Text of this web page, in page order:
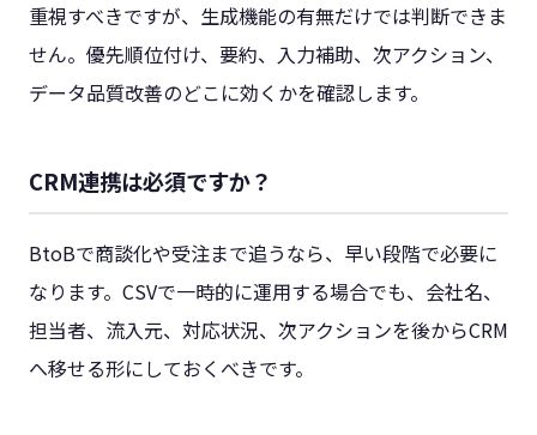
重視すべきですが、生成機能の有無だけでは判断できま
せん。優先順位付け、要約、入力補助、次アクション、
データ品質改善のどこに効くかを確認します。
CRM連携は必須ですか？
BtoBで商談化や受注まで追うなら、早い段階で必要に
なります。CSVで一時的に運用する場合でも、会社名、
担当者、流入元、対応状況、次アクションを後からCRM
へ移せる形にしておくべきです。